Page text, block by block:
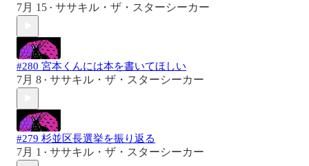
7月 15 • ササキル・ザ・スターシーカー
#280 宮本くんには本を書いてほしい
7月 8 • ササキル・ザ・スターシーカー
#279 杉並区長選挙を振り返る
7月 1 • ササキル・ザ・スターシーカー